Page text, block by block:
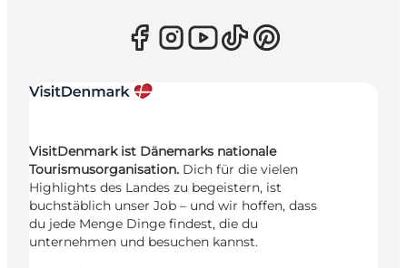
VisitDenmark ist Dänemarks nationale
Tourismusorganisation. Dich für die vielen
Highlights des Landes zu begeistern, ist
buchstäblich unser Job – und wir hoffen, dass
du jede Menge Dinge findest, die du
unternehmen und besuchen kannst.